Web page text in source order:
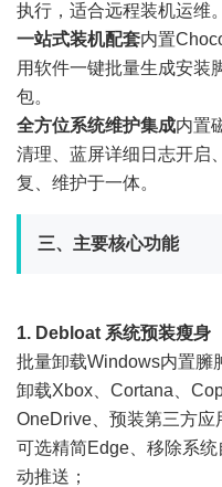
执行，适合远程装机运维。
一站式装机配套内置
用软件一键批量生成安装
包。
全方位系统维护集成内置
清理、蓝屏详细日志开启
复、维护于一体。
三、主要核心功能
1. Debloat 系统预装瘦身
批量卸载Windows内置臃
卸载Xbox、Cortana、
OneDrive、预装第三方应
可选精简Edge、移除系
动推送；